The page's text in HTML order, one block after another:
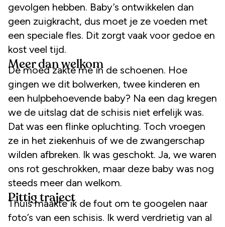
gevolgen hebben. Baby’s ontwikkelen dan
geen zuigkracht, dus moet je ze voeden met
een speciale fles. Dit zorgt vaak voor gedoe en
kost veel tijd.
Meer dan welkom
De moed zakte me in de schoenen. Hoe
gingen we dit bolwerken, twee kinderen en
een hulpbehoevende baby? Na een dag kregen
we de uitslag dat de schisis niet erfelijk was.
Dat was een flinke opluchting. Toch vroegen
ze in het ziekenhuis of we de zwangerschap
wilden afbreken. Ik was geschokt. Ja, we waren
ons rot geschrokken, maar deze baby was nog
steeds meer dan welkom.
Pittig traject
Thuis maakte ik de fout om te googelen naar
foto’s van een schisis. Ik werd verdrietig van al